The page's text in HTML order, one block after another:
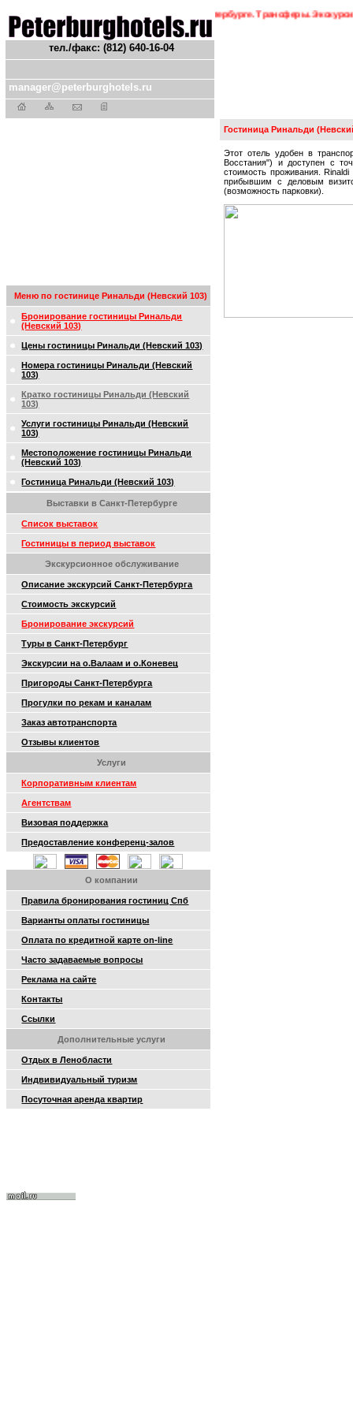
тел./факс: (812) 640-16-04
manager@peterburghotels.ru
Петербурга. Бронирование гостиниц в Петербурге. Трансферы. Экскурсии.
Меню по гостинице Ринальди (Невский 103)
Бронирование гостиницы Ринальди
(Невский 103)
Цены гостиницы Ринальди (Невский 103)
Номера гостиницы Ринальди (Невский
103)
Кратко гостиницы Ринальди (Невский
103)
Услуги гостиницы Ринальди (Невский
103)
Местоположение гостиницы Ринальди
(Невский 103)
Гостиница Ринальди (Невский 103)
Выставки в Санкт-Петербурге
Список выставок
Гостиницы в период выставок
Экскурсионное обслуживание
Описание экскурсий Санкт-Петербурга
Стоимость экскурсий
Бронирование экскурсий
Туры в Санкт-Петербург
Экскурсии на о.Валаам и о.Коневец
Пригороды Санкт-Петербурга
Прогулки по рекам и каналам
Заказ автотранспорта
Отзывы клиентов
Услуги
Корпоративным клиентам
Агентствам
Визовая поддержка
Предоставление конференц-залов
О компании
Правила бронирования гостиниц Спб
Варианты оплаты гостиницы
Оплата по кредитной карте on-line
Часто задаваемые вопросы
Реклама на сайте
Контакты
Ссылки
Дополнительные услуги
Отдых в Ленобласти
Индвивидуальный туризм
Посуточная аренда квартир
Гостиница Ринальди
Этот отель удобен в
Восстания") и доступен с
стоимость проживания.
прибывшим с деловым
(возможность парковки).